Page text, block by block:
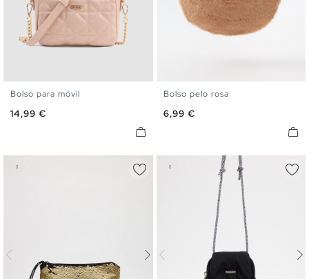
U
Bolso para móvil
Precio
14,99 €
U
Bolso pelo rosa
Precio
6,99 €